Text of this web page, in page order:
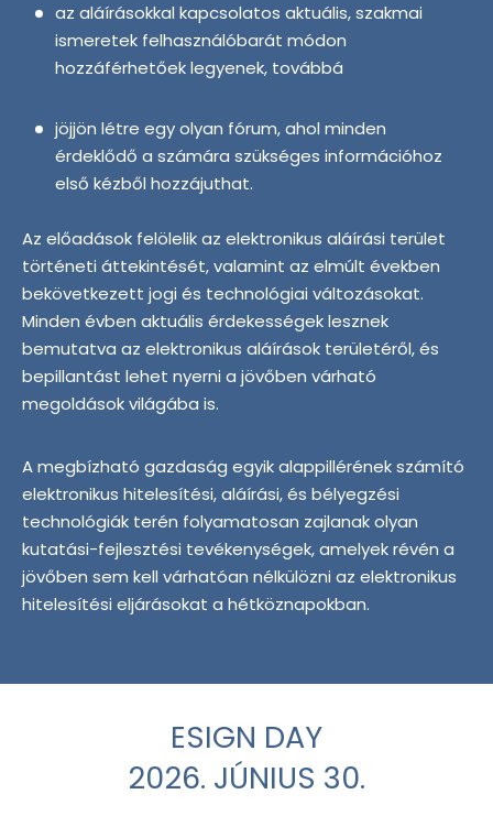
az aláírásokkal kapcsolatos aktuális, szakmai
ismeretek felhasználóbarát módon
hozzáférhetőek legyenek, továbbá
jöjjön létre egy olyan fórum, ahol minden
érdeklődő a számára szükséges információhoz
első kézből hozzájuthat.
Az előadások felölelik az elektronikus aláírási terület
történeti áttekintését, valamint az elmúlt években
bekövetkezett jogi és technológiai változásokat.
Minden évben aktuális érdekességek lesznek
bemutatva az elektronikus aláírások területéről, és
bepillantást lehet nyerni a jövőben várható
megoldások világába is.
A megbízható gazdaság egyik alappillérének számító
elektronikus hitelesítési, aláírási, és bélyegzési
technológiák terén folyamatosan zajlanak olyan
kutatási-fejlesztési tevékenységek, amelyek révén a
jövőben sem kell várhatóan nélkülözni az elektronikus
hitelesítési eljárásokat a hétköznapokban.
ESIGN DAY
2026. JÚNIUS 30.